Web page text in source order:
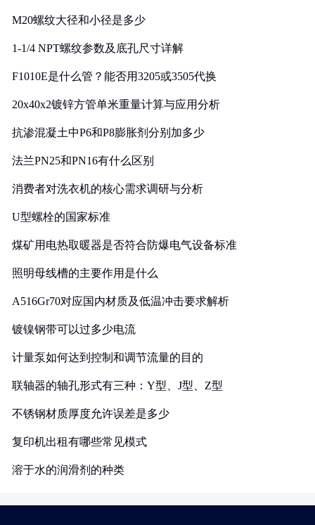
M20螺纹大径和小径是多少
1-1/4 NPT螺纹参数及底孔尺寸详解
F1010E是什么管？能否用3205或3505代换
20x40x2镀锌方管单米重量计算与应用分析
抗渗混凝土中P6和P8膨胀剂分别加多少
法兰PN25和PN16有什么区别
消费者对洗衣机的核心需求调研与分析
U型螺栓的国家标准
煤矿用电热取暖器是否符合防爆电气设备标准
照明母线槽的主要作用是什么
A516Gr70对应国内材质及低温冲击要求解析
镀镍钢带可以过多少电流
计量泵如何达到控制和调节流量的目的
联轴器的轴孔形式有三种：Y型、J型、Z型
不锈钢材质厚度允许误差是多少
复印机出租有哪些常见模式
溶于水的润滑剂的种类